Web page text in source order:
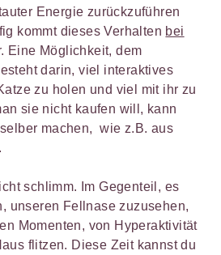
Energie zurückzuführen
kommt dieses Verhalten bei
Eine Möglichkeit, dem
darin, viel interaktives
zu holen und viel mit ihr zu
sie nicht kaufen will, kann
machen, wie z.B. aus
.
schlimm. Im Gegenteil, es
unseren Fellnase zuzusehen,
Momenten, von Hyperaktivität
flitzen. Diese Zeit kannst du